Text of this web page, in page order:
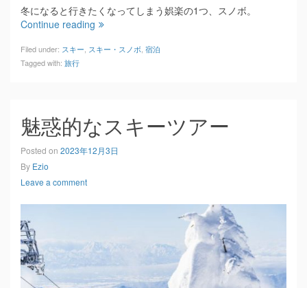
冬になると行きたくなってしまう娯楽の1つ、スノボ。
Continue reading
Filed under: スキー スキー・スノボ 宿泊
Tagged with: 旅行
魅惑的なスキーツアー
Posted on 2023年12月3日
By Ezio
Leave a comment